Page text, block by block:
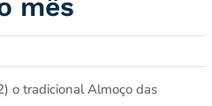
mês
o tradicional Almoço das